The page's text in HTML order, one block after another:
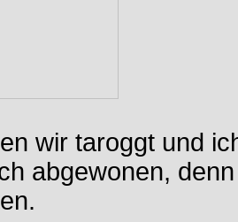
wir taroggt und
abgewonen,